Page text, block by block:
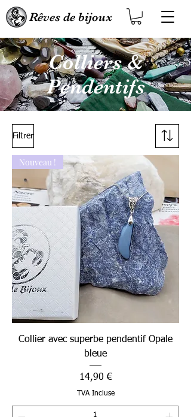
Rêves de bijoux
Colliers &
Pendentifs
Filtrer
Nouveau !
Collier avec superbe pendentif Opale
bleue
Prix
14,90 €
TVA Incluse